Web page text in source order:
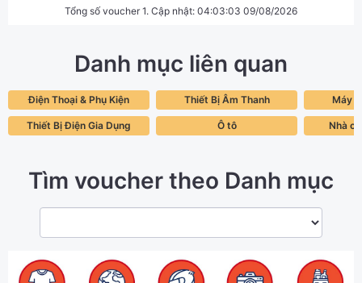
Tổng số voucher 1. Cập nhật: 04:03:03 09/08/2026
Danh mục liên quan
Điện Thoại & Phụ Kiện
Thiết Bị Điện Gia Dụng
Thiết Bị Âm Thanh
Ô tô
Máy
Nhà
Tìm voucher theo Danh mục